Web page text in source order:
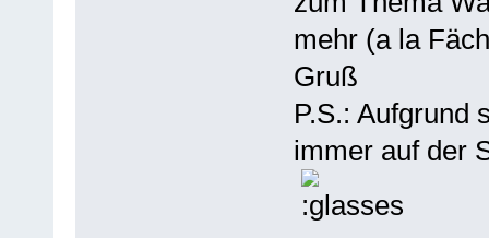
mehr (a la
Gruß
P.S.: Aufgrund
immer auf der